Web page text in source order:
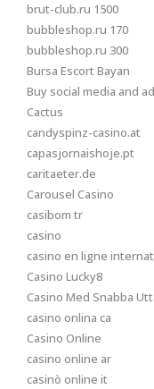
brut-club.ru 1500
bubbleshop.ru 170
bubbleshop.ru 300
Bursa Escort Bayan
Buy social media and
Cactus
candyspinz-casino.at
capasjornaishoje.pt
caritaeter.de
Carousel Casino
casibom tr
casino
casino en ligne
Casino Lucky8
Casino Med Snabba
casino onlina ca
Casino Online
casino online ar
casinò online it